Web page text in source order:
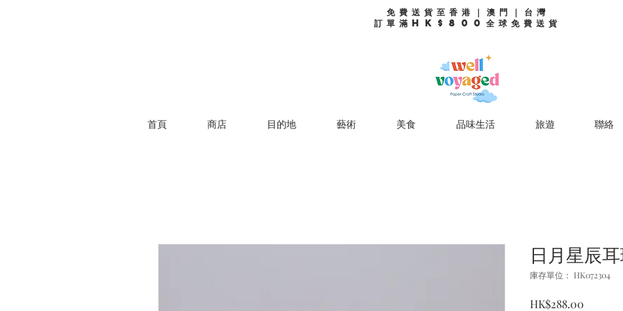
免費送貨至香港｜澳門｜台灣
訂單滿HK$800全球免費送貨
首頁 商店 目的地 藝術 美食 品味生活 旅遊 聯絡
日月星辰
庫存單位： HK072304
HK$288.00